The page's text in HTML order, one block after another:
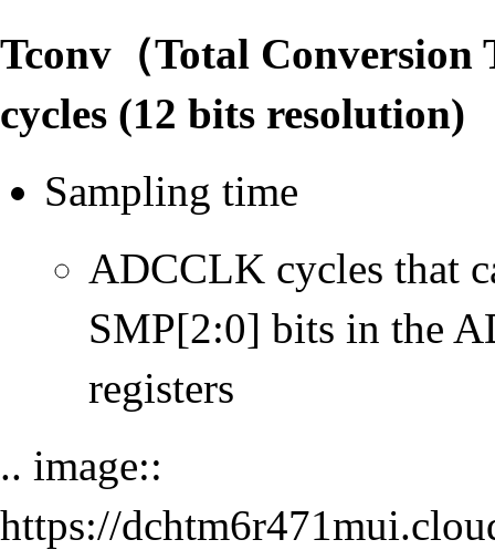
Tconv（Total Conversion
cycles (12 bits resolution)
Sampling time
ADCCLK cycles that
SMP[2:0] bits in the
registers
.. image::
https://